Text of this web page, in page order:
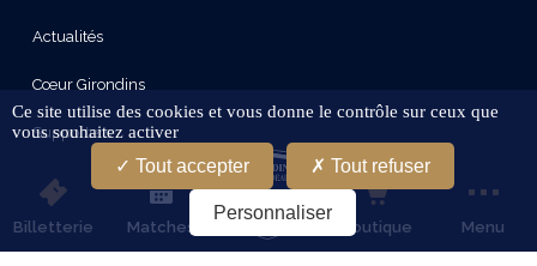
Billetterie Matches Boutique Menu
Actualités
Cœur Girondins
Supporters
Le Stade
Partenaires
Ce site utilise des cookies et vous donne le contrôle sur ceux que
vous souhaitez activer
Tout accepter Tout refuser
Personnaliser